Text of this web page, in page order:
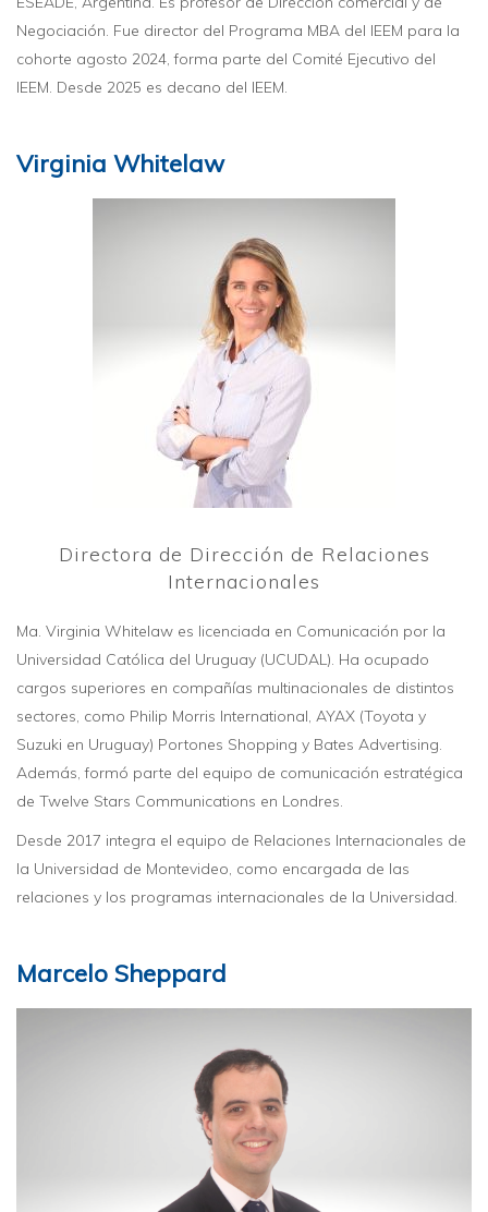
Negociación. Fue director del Programa MBA del IEEM para la
cohorte agosto 2024, forma parte del Comité Ejecutivo del
IEEM. Desde 2025 es decano del IEEM.
Virginia Whitelaw
Directora de Dirección de Relaciones
Internacionales
Ma. Virginia Whitelaw es licenciada en Comunicación por la
Universidad Católica del Uruguay (UCUDAL). Ha ocupado
cargos superiores en compañías multinacionales de distintos
sectores, como Philip Morris International, AYAX (Toyota y
Suzuki en Uruguay) Portones Shopping y Bates Advertising.
Además, formó parte del equipo de comunicación estratégica
de Twelve Stars Communications en Londres.
Desde 2017 integra el equipo de Relaciones Internacionales de
la Universidad de Montevideo, como encargada de las
relaciones y los programas internacionales de la Universidad.
Marcelo Sheppard